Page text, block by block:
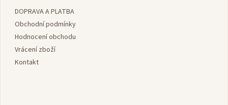
DOPRAVA A PLATBA
Obchodní podmínky
Hodnocení obchodu
Vrácení zboží
Kontakt